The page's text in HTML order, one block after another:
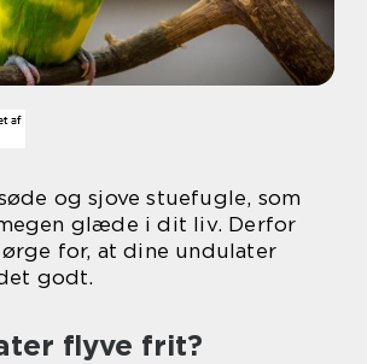
og sjove stuefugle, som
glæde i dit liv. Derfor
for, at dine undulater
godt.
flyve frit?